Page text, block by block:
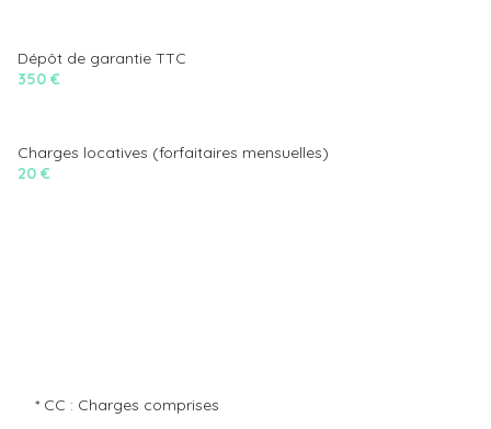
Dépôt de garantie TTC
350 €
Charges locatives (forfaitaires mensuelles)
20 €
* CC : Charges comprises